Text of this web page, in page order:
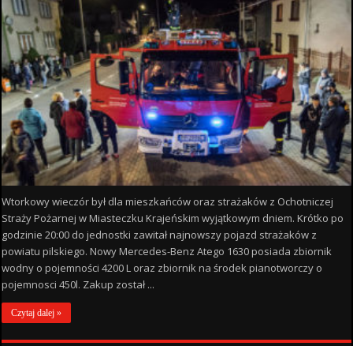
Wtorkowy wieczór był dla mieszkańców oraz strażaków z Ochotniczej
Straży Pożarnej w Miasteczku Krajeńskim wyjątkowym dniem. Krótko po
godzinie 20:00 do jednostki zawitał najnowszy pojazd strażaków z
powiatu pilskiego. Nowy Mercedes-Benz Atego 1630 posiada zbiornik
wodny o pojemności 4200 L oraz zbiornik na środek pianotworczy o
pojemnosci 450l. Zakup został ...
Czytaj dalej »